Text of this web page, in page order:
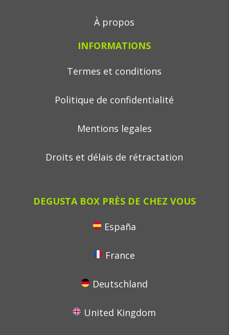
À propos
INFORMATIONS
Termes et conditions
Politique de confidentialité
Mentions legales
Droits et délais de rétractation
DEGUSTA BOX PRÈS DE CHEZ VOUS
España
France
Deutschland
United Kingdom